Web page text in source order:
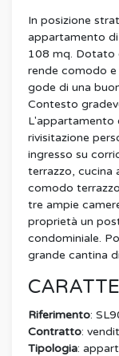
In posizione
appartamento
108 mq. Dotato
rende comodo
gode di una
Contesto
L'appartamento
rivisitazione
ingresso su
terrazzo, cucina
comodo
tre ampie
proprietà un
condominiale.
grande cantina
Riferimento:
Contratto:
Tipologia: